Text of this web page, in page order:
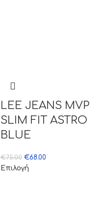
LEE JEANS MVP
SLIM FIT ASTRO
BLUE
€75.00 €68.00
Επιλογή